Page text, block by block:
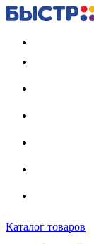
Каталог товаров